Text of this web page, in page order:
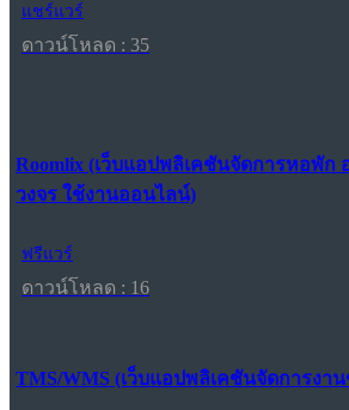
แชร์แวร์
ดาวน์โหลด : 35
Roomlix (เว็บแอปพลิเคชันจัดการหอพัก
วงจร ใช้งานออนไลน์)
ฟรีแวร์
ดาวน์โหลด : 16
TMS/WMS (เว็บแอปพลิเคชันจัดการงา